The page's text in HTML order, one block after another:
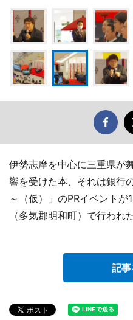
伊勢志摩を中心に三重県が
響を受けた本、それは銀行
～（仮）」のPRイベント
（多気郡明和町）で行われた
記